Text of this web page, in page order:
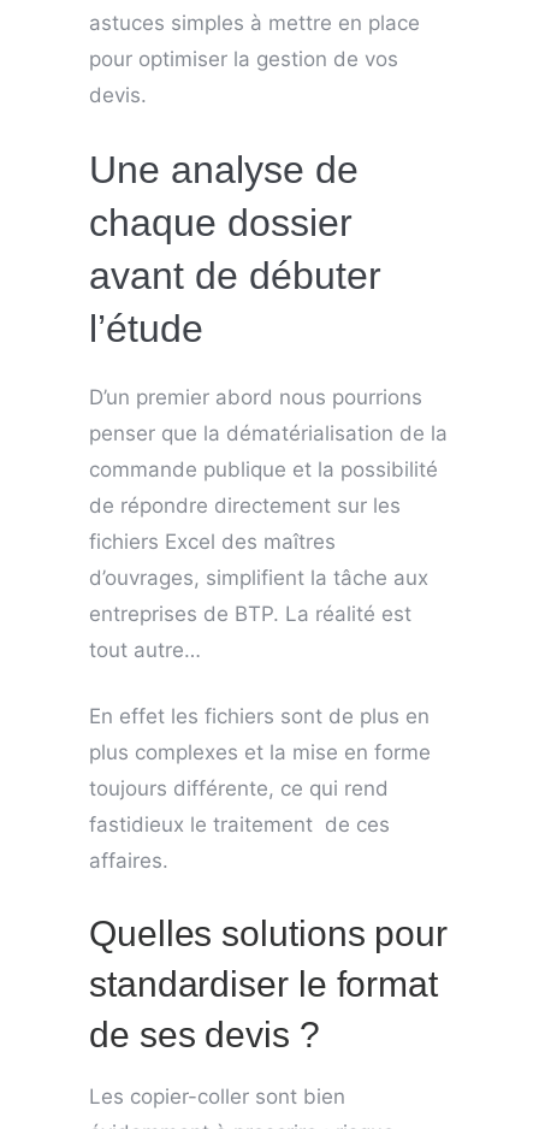
astuces simples à mettre en place
pour optimiser la gestion de vos
devis.
Une analyse de
chaque dossier
avant de débuter
l’étude
D’un premier abord nous pourrions
penser que la dématérialisation de la
commande publique et la possibilité
de répondre directement sur les
fichiers Excel des maîtres
d’ouvrages, simplifient la tâche aux
entreprises de BTP. La réalité est
tout autre…
En effet les fichiers sont de plus en
plus complexes et la mise en forme
toujours différente, ce qui rend
fastidieux le traitement de ces
affaires.
Quelles solutions pour
standardiser le format
de ses devis ?
Les copier-coller sont bien